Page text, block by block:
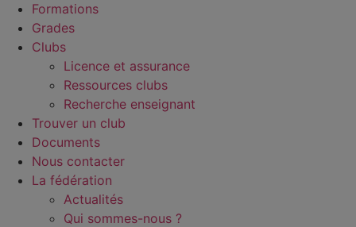
Formations
Grades
Clubs
Licence et assurance
Ressources clubs
Recherche enseignant
Trouver un club
Documents
Nous contacter
La fédération
Actualités
Qui sommes-nous ?